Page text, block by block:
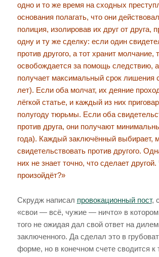
одно и то же время на сходных
основания полагать, что они
полиция, изолировав их друг от друга,
одну и ту же сделку: если один
против другого, а тот хранит молчание,
освобождается за помощь следствию,
получает максимальный срок лишения
лет). Если оба молчат, их деяние
лёгкой статье, и каждый из них
полугоду тюрьмы. Если оба
против друга, они получают
года). Каждый заключённый выбирает,
свидетельствовать против другого.
них не знает точно, что сделает другой.
произойдёт?»
Скрудж написал провокационный пост,
«свои — всё, чужие — ничто» в
того не ожидая дал свой ответ на
заключенного. Да сделал это в
форме, но в конечном счете сводится к